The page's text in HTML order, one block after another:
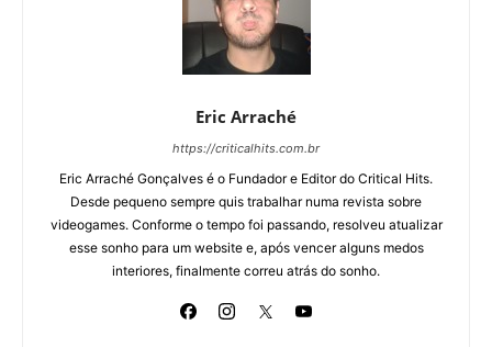
Eric Arraché
https://criticalhits.com.br
Eric Arraché Gonçalves é o Fundador e Editor do Critical Hits.
Desde pequeno sempre quis trabalhar numa revista sobre
videogames. Conforme o tempo foi passando, resolveu atualizar
esse sonho para um website e, após vencer alguns medos
interiores, finalmente correu atrás do sonho.